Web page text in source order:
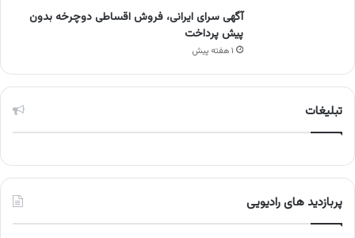
آگهی سرای ایرانی، فروش اقساطی دوچرخه بدون
پیش پرداخت
۱ هفته پیش
تبلیغات
پربازدید های رادیویی